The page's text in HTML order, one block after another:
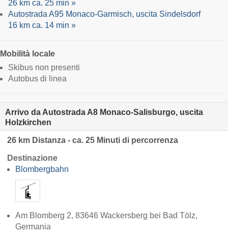
26 km ca. 25 min »
Autostrada A95 Monaco-Garmisch, uscita Sindelsdorf
16 km ca. 14 min »
Mobilità locale
Skibus non presenti
Autobus di linea
Arrivo da Autostrada A8 Monaco-Salisburgo, uscita
Holzkirchen
26 km Distanza - ca. 25 Minuti di percorrenza
Destinazione
Blombergbahn
Am Blomberg 2, 83646 Wackersberg bei Bad Tölz,
Germania